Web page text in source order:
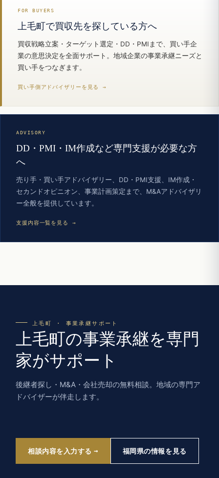
FOR BUYERS
上毛町で買収先を探している方へ
買収戦略立案・ターゲット選定・DD・PMIまで、買い手企
業の意思決定を全面サポート。地域企業の事業承継ニーズと
買い手をつなぎます。
買い手側アドバイザリーを見る →
ADVISORY
DD・PMI・IM作成など専門支援が必要な方
へ
売り手・買い手アドバイザリー、DD・PMI支援、IM作成・
セカンドオピニオン、事業計画策定まで、M&Aアドバイザリ
ー全般を提供しています。
支援内容一覧を見る →
上毛町 · 事業承継サポート
上毛町の事業承継を専門
家がサポート
後継者探し・M&A・会社売却の無料相談。地域の専門ア
ドバイザーが伴走します。
相談内容を入力する 福岡県の情報を見る